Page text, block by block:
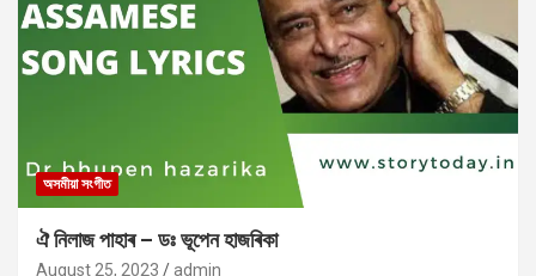
অসমীয়া সংগীত
ঐ নিলাজ পাহাৰ – ডঃ ভূপেন হাজৰিকা
August 25, 2023 admin